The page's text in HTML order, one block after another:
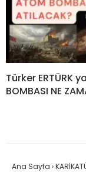
Türker ERTÜRK
BOMBASI NE
Ana Sayfa ›